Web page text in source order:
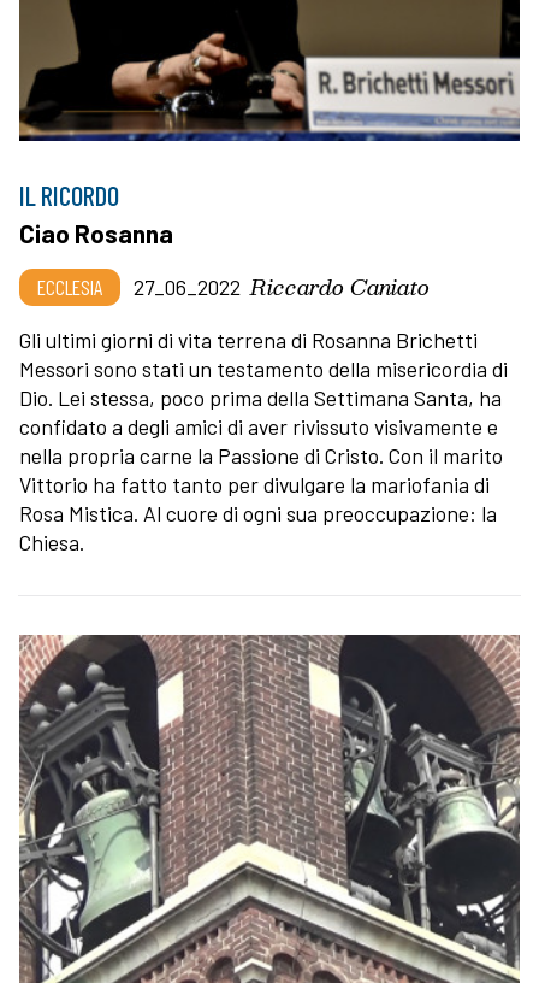
IL RICORDO
Ciao Rosanna
ECCLESIA 27_06_2022 Riccardo Caniato
Gli ultimi giorni di vita terrena di Rosanna Brichetti
Messori sono stati un testamento della misericordia di
Dio. Lei stessa, poco prima della Settimana Santa, ha
confidato a degli amici di aver rivissuto visivamente e
nella propria carne la Passione di Cristo. Con il marito
Vittorio ha fatto tanto per divulgare la mariofania di
Rosa Mistica. Al cuore di ogni sua preoccupazione: la
Chiesa.